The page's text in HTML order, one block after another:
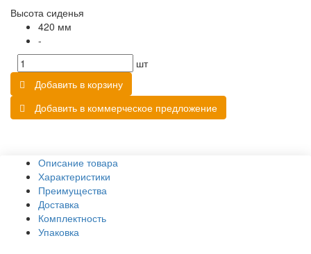
Высота сиденья
420 мм
-
шт
Добавить в корзину
Добавить в коммерческое предложение
Описание товара
Характеристики
Преимущества
Доставка
Комплектность
Упаковка